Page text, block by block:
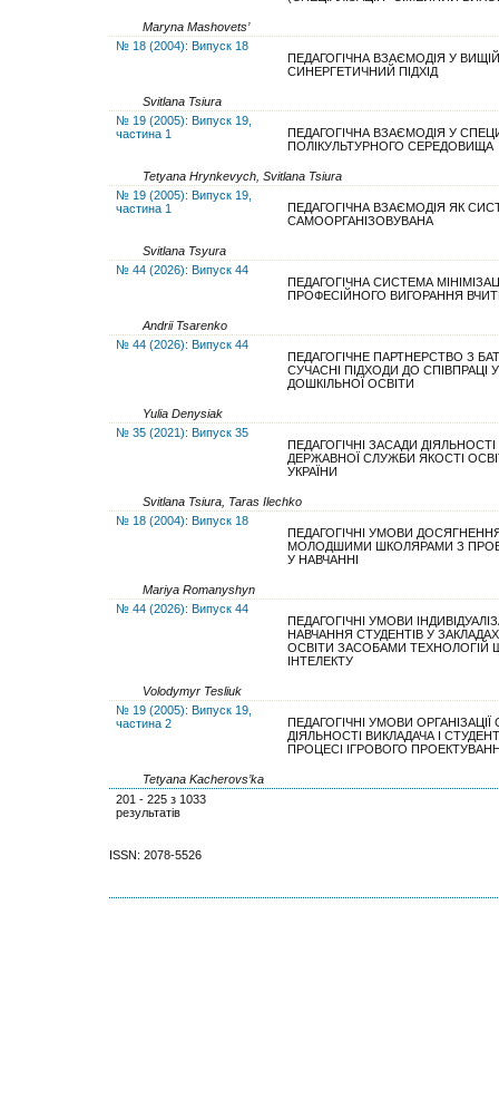
Maryna Mashovets’
№ 18 (2004): Випуск 18
ПЕДАГОГІЧНА ВЗАЄМОДІЯ У
СИНЕРГЕТИЧНИЙ ПІДХІД
Svitlana Tsiura
№ 19 (2005): Випуск 19,
частина 1
ПЕДАГОГІЧНА ВЗАЄМОДІЯ У
ПОЛІКУЛЬТУРНОГО СЕРЕДОВИЩА
Tetyana Hrynkevych, Svitlana Tsiura
№ 19 (2005): Випуск 19,
частина 1
ПЕДАГОГІЧНА ВЗАЄМОДІЯ ЯК
САМООРГАНІЗОВУВАНА
Svitlana Tsyura
№ 44 (2026): Випуск 44
ПЕДАГОГІЧНА СИСТЕМА
ПРОФЕСІЙНОГО ВИГОРАННЯ
Andrii Tsarenko
№ 44 (2026): Випуск 44
ПЕДАГОГІЧНЕ ПАРТНЕРСТВО З
СУЧАСНІ ПІДХОДИ ДО СПІВПРАЦІ У
ДОШКІЛЬНОЇ ОСВІТИ
Yulia Denysiak
№ 35 (2021): Випуск 35
ПЕДАГОГІЧНІ ЗАСАДИ ДІЯЛЬНОСТІ
ДЕРЖАВНОЇ СЛУЖБИ ЯКОСТІ
УКРАЇНИ
Svitlana Tsiura, Taras Ilechko
№ 18 (2004): Випуск 18
ПЕДАГОГІЧНІ УМОВИ
МОЛОДШИМИ ШКОЛЯРАМИ З
У НАВЧАННІ
Mariya Romanyshyn
№ 44 (2026): Випуск 44
ПЕДАГОГІЧНІ УМОВИ
НАВЧАННЯ СТУДЕНТІВ У
ОСВІТИ ЗАСОБАМИ ТЕХНОЛОГІЙ
ІНТЕЛЕКТУ
Volodymyr Tesliuk
№ 19 (2005): Випуск 19,
частина 2
ПЕДАГОГІЧНІ УМОВИ ОРГАНІЗАЦІЇ
ДІЯЛЬНОСТІ ВИКЛАДАЧА І
ПРОЦЕСІ ІГРОВОГО
Tetyana Kacherovs’ka
201 - 225 з 1033
результатів
ISSN: 2078-5526